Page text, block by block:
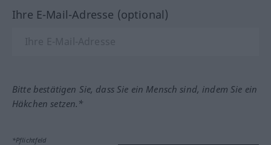
Ihre E-Mail-Adresse (optional)
Bitte bestätigen Sie, dass Sie ein Mensch sind, indem Sie ein
Häkchen setzen.*
*Pflichtfeld